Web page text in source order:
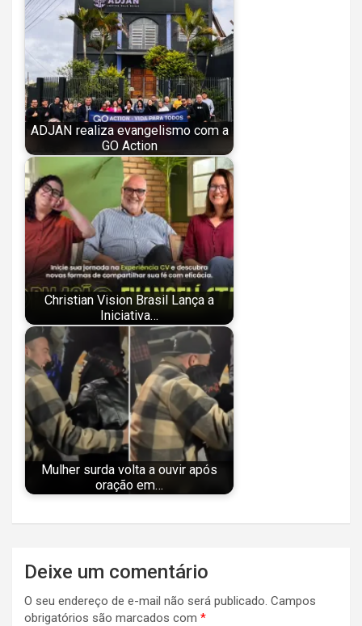
ADJAN realiza evangelismo com a
GO Action
Christian Vision Brasil Lança a
Iniciativa…
Mulher surda volta a ouvir após
oração em…
Navegação
de
Post
Deixe um comentário
O seu endereço de e-mail não será publicado. Campos
obrigatórios são marcados com *